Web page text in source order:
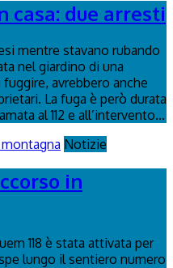
casa: due arresti
mentre stavano rubando
nel giardino di una
avrebbero anche
La fuga è però durata
al 112 e all’intervento...
Notizie
in
118 è stata attivata per
lungo il sentiero numero